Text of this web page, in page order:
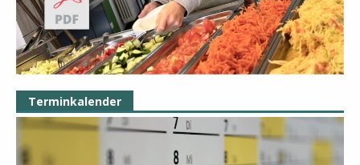
Terminkalender